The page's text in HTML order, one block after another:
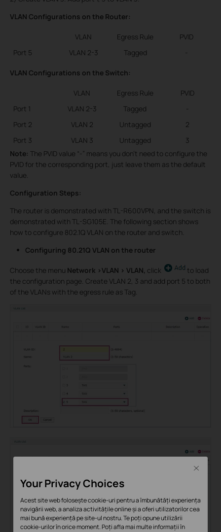
VLAN Configurations on the Router:
VLAN Egress Rule
PVID
Port 5
VLAN 2-3 Tagged -
VLAN Configurations on the Switch:
VLAN Egress Rule
PVID
Port 1
VLAN 2-3 Tagged
-
Port 2
VLAN 2 Untagged
2
Port 3
VLAN 3 Untagged
3
Note: The PVID value “-” means you don’t need to configure the
PVID for the corresponding port, just leave them as the default
value.
Configuration Steps:
The router is demonstrated with TL-R600VPN, and the switch is
demonstrated with TL-SG105E. The following section shows
how to configure 802.1Q VLAN on the router and switch.
Configuring 80.21Q VLAN on the router
Choose the menu Network >VLAN > VLAN, click
to load
the configuration page. Create VLAN 2, 3 and add port 5 to both
of the VLANs with the egress rule as Tag.
Your Privacy Choices
Acest site web folosește cookie-uri pentru a îmbunătăți experiența
navigării web, a analiza activitățile online și a oferi utilizatorilor cea
mai bună experiență pe site-ul nostru. Te poți opune utilizării
cookie-urilor în orice moment. Poți afla mai multe informații în
Close